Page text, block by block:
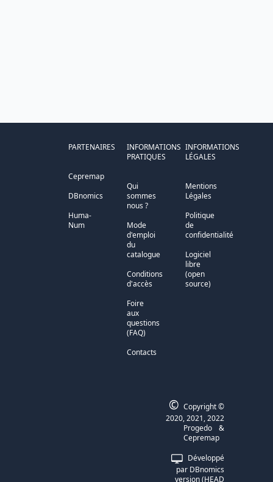
PARTENAIRES
Cepremap
DBnomics
Huma-
Num
INFORMATIONS
PRATIQUES
Qui
sommes
nous ?
Mode
d'emploi
du
catalogue
Conditions
d'accès
Foire
aux
questions
(FAQ)
Contacts
INFORMATIONS
LÉGALES
Mentions
Légales
Politique
de
confidentialité
Logiciel
libre
(open
source)
Développé
par DBnomics
version(HEAD
© Copyright ©
2020, 2021, 2022
Progedo
&
Cepremap